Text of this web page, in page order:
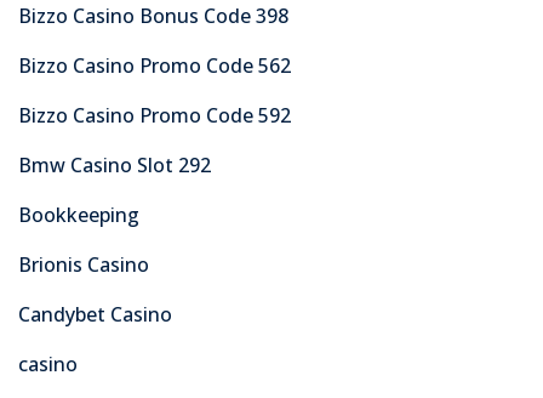
Bizzo Casino Bonus Code 398
Bizzo Casino Promo Code 562
Bizzo Casino Promo Code 592
Bmw Casino Slot 292
Bookkeeping
Brionis Casino
Candybet Casino
casino